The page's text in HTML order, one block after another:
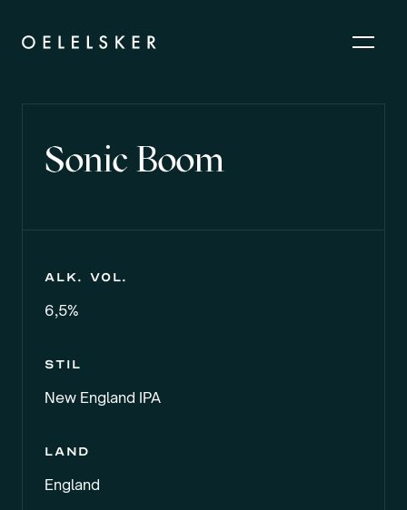
Sonic Boom
Alk. vol.
6,5%
Stil
New England IPA
Land
England